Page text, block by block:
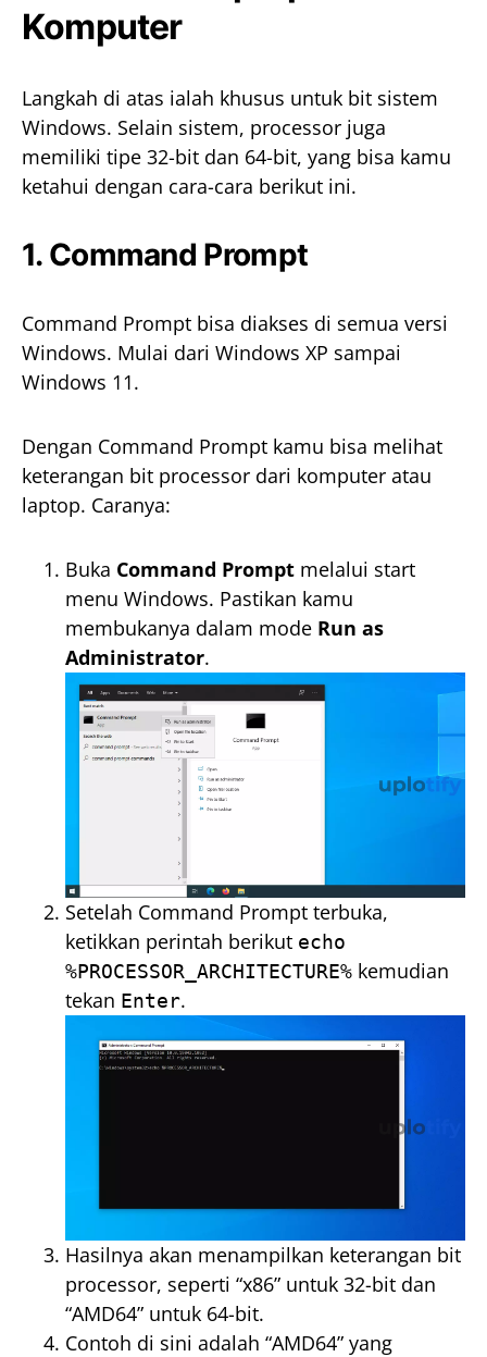
Komputer
Langkah di atas ialah khusus untuk bit sistem
Windows. Selain sistem, processor juga
memiliki tipe 32-bit dan 64-bit, yang bisa kamu
ketahui dengan cara-cara berikut ini.
1. Command Prompt
Command Prompt bisa diakses di semua versi
Windows. Mulai dari Windows XP sampai
Windows 11.
Dengan Command Prompt kamu bisa melihat
keterangan bit processor dari komputer atau
laptop. Caranya:
Buka Command Prompt melalui start
menu Windows. Pastikan kamu
membukanya dalam mode Run as
Administrator.
Setelah Command Prompt terbuka,
ketikkan perintah berikut echo
%PROCESSOR_ARCHITECTURE% kemudian
tekan Enter.
Hasilnya akan menampilkan keterangan bit
processor, seperti “x86” untuk 32-bit dan
“AMD64” untuk 64-bit.
Contoh di sini adalah “AMD64” yang